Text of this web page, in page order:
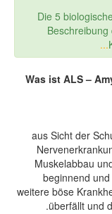
Die 5
“Was ist ALS –
aus Sicht der
Muskelabbau
beginnend
weitere böse
überfällt und